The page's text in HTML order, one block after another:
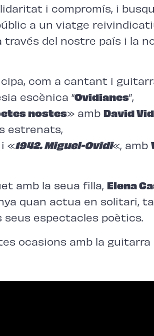
i compromís, i
a un viatge
través del nostre país i la
com a cantant i
escènica “Ovidianes”,
nostes» amb David Vid
estrenats,
i «1942. Miguel-Ovidi«, amb
amb la seua filla, Elena
quan actua en solitari,
espectacles poètics.
ocasions amb la guitarra